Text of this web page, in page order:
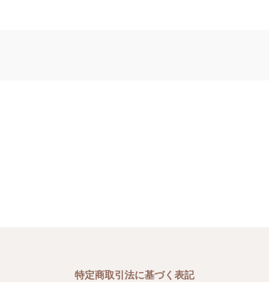
特定商取引法に基づく表記